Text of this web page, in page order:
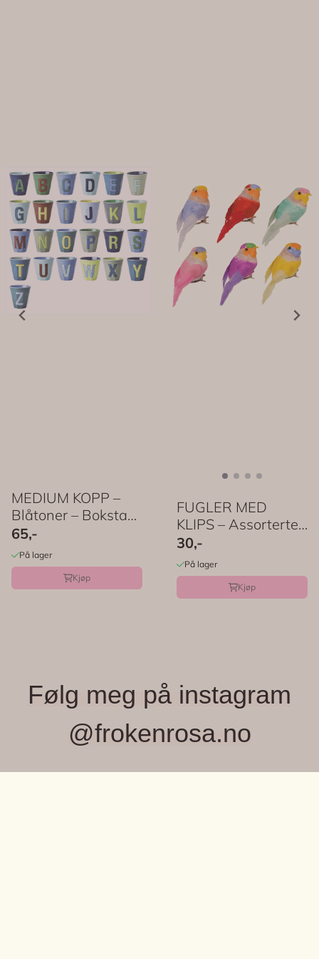
MEDIUM KOPP –
Blåtoner – Bokstav
– Rice
65,-
På lager
Kjøp
FUGLER MED
KLIPS – Assorterte
farger – Rice
30,-
På lager
Kjøp
Følg meg på instagram
@frokenrosa.no